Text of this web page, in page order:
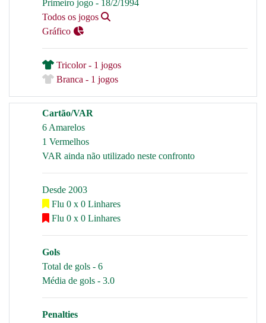
Primeiro jogo - 18/2/1994
Todos os jogos
Gráfico
Tricolor - 1 jogos
Branca - 1 jogos
Cartão/VAR
6 Amarelos
1 Vermelhos
VAR ainda não utilizado neste confronto
Desde 2003
Flu 0 x 0 Linhares
Flu 0 x 0 Linhares
Gols
Total de gols - 6
Média de gols - 3.0
Penalties